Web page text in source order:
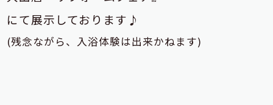
にて展示しております ♪
(残念ながら、入浴体験は出来かねます)